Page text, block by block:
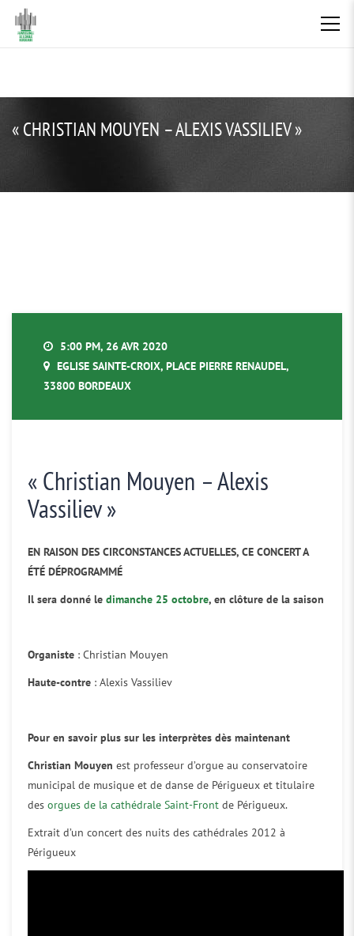
« CHRISTIAN MOUYEN – ALEXIS VASSILIEV »
5:00 PM, 26 AVR 2020
EGLISE SAINTE-CROIX, PLACE PIERRE RENAUDEL,
33800 BORDEAUX
« Christian Mouyen – Alexis
Vassiliev »
EN RAISON DES CIRCONSTANCES ACTUELLES, CE CONCERT A
ÉTÉ DÉPROGRAMMÉ
Il sera donné le dimanche 25 octobre, en clôture de la saison
Organiste : Christian Mouyen
Haute-contre : Alexis Vassiliev
Pour en savoir plus sur les interprètes dès maintenant
Christian Mouyen est professeur d’orgue au conservatoire
municipal de musique et de danse de Périgueux et titulaire
des orgues de la cathédrale Saint-Front de Périgueux.
Extrait d’un concert des nuits des cathédrales 2012 à
Périgueux